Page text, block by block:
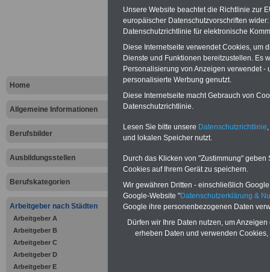
Home
Allgemeine Informationen
Berufsbilder
Ausbildungsstellen
Berufskategorien
Arbeitgeber nach Städten
Arbeitgeber A
Arbeitgeber B
Arbeitgeber C
Arbeitgeber D
Arbeitgeber E
Deutsches
Leibniz-
Göttingen
Vorteile für den öffentlichen
Vergleichen und sparen:
Bausparen schon ab 16 Jahren
Berufsunfähigkeitsabsicherung
Krankenzusatzversicherung-
Online-Vergleich Gesetzliche
Krankenkassen-
Vorteile der Privaten
Krankenversicherung
Unsere Website beachtet die Richtlinie zur
europäischer Datenschutzvorschriften
Datenschutzrichtlinie für elektronische
Diese Internetseite verwendet Cookies, um
Dienste und Funktionen bereitzustellen. Es
Personalisierung von Anzeigen verwendet
personalisierte Werbung genutzt.
Diese Internetseite macht Gebrauch von
Datenschutzrichtlinie.
Lesen Sie bitte unsere Datenschutzrichtlinie
und lokalen Speicher nutzt.
Durch das Klicken von "Zustimmung"
Cookies auf Ihrem Gerät zu speichern.
Wir gewähren Dritten - einschließlich
Google-Website "Datenschutzerklärung &
Google ihre personenbezogenen Daten
Dürfen wir Ihre Daten nutzen, um
erheben Daten und verwenden